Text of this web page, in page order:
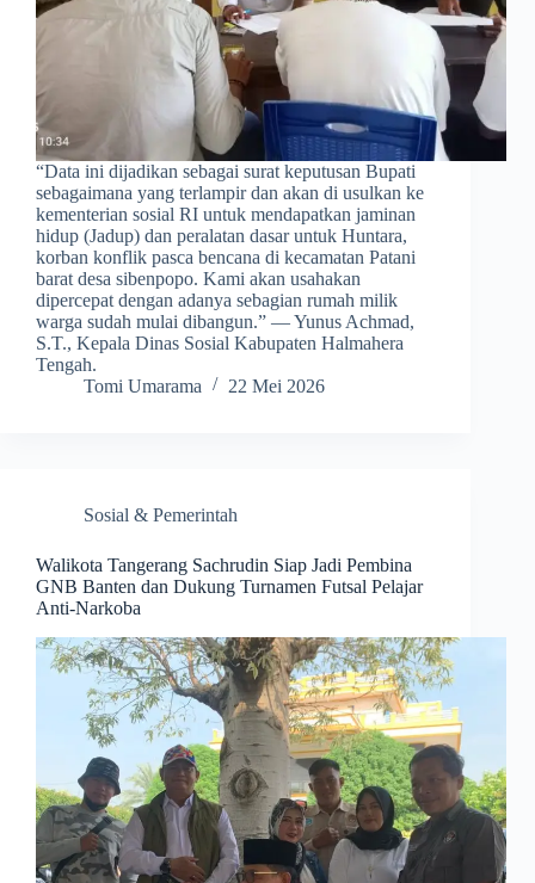
​“Data ini dijadikan sebagai surat keputusan Bupati
sebagaimana yang terlampir dan akan di usulkan ke
kementerian sosial RI untuk mendapatkan jaminan
hidup (Jadup) dan peralatan dasar untuk Huntara,
korban konflik pasca bencana di kecamatan Patani
barat desa sibenpopo. Kami akan usahakan
dipercepat dengan adanya sebagian rumah milik
warga sudah mulai dibangun.” — Yunus Achmad,
S.T., Kepala Dinas Sosial Kabupaten Halmahera
Tengah.
Tomi Umarama
22 Mei 2026
Sosial & Pemerintah
Walikota Tangerang Sachrudin Siap Jadi Pembina
GNB Banten dan Dukung Turnamen Futsal Pelajar
Anti-Narkoba